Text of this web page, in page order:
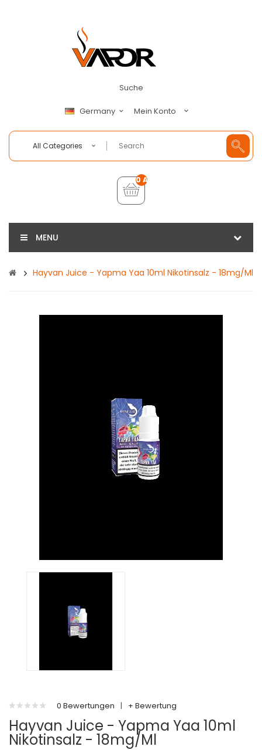
Suche
Germany Mein Konto
All Categories
0 Artikel - €0,00
MENU
Hayvan Juice - Yapma Yaa 10ml Nikotinsalz - 18mg/ml
0 Bewertungen | + Bewertung
Hayvan Juice - Yapma Yaa 10ml
Nikotinsalz - 18mg/ml